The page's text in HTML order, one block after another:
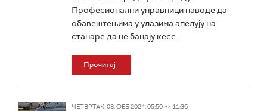
Професионални управници наводе да
обавештењима у улазима апелују на
станаре да не бацају кесе...
Прочитај
ЧЕТВРТАК, 08. ФЕБ 2024, 05:50 -> 11:36